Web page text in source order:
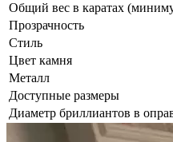
Общий вес в каратах
Прозрачность
Стиль
Цвет камня
Металл
Доступные размеры
Диаметр бриллиантов в